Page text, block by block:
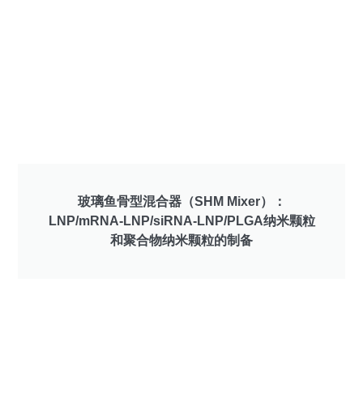
玻璃鱼骨型混合器（SHM Mixer）：
LNP/mRNA-LNP/siRNA-LNP/PLGA纳米颗粒
和聚合物纳米颗粒的制备